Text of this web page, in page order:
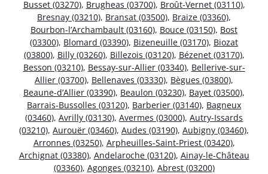
Busset (03270), Brugheas (03700), Broût-Vernet (03110),
Bresnay (03210), Bransat (03500), Braize (03360),
Bourbon-l’Archambault (03160), Bouce (03150), Bost
(03300), Blomard (03390), Bizeneuille (03170), Biozat
(03800), Billy (03260), Billezois (03120), Bézenet (03170),
Besson (03210), Bessay-sur-Allier (03340), Bellerive-sur-
Allier (03700), Bellenaves (03330), Bègues (03800),
Beaune-d’Allier (03390), Beaulon (03230), Bayet (03500),
Barrais-Bussolles (03120), Barberier (03140), Bagneux
(03460), Avrilly (03130), Avermes (03000), Autry-Issards
(03210), Aurouër (03460), Audes (03190), Aubigny (03460),
Arronnes (03250), Arpheuilles-Saint-Priest (03420),
Archignat (03380), Andelaroche (03120), Ainay-le-Château
(03360), Agonges (03210), Abrest (03200)